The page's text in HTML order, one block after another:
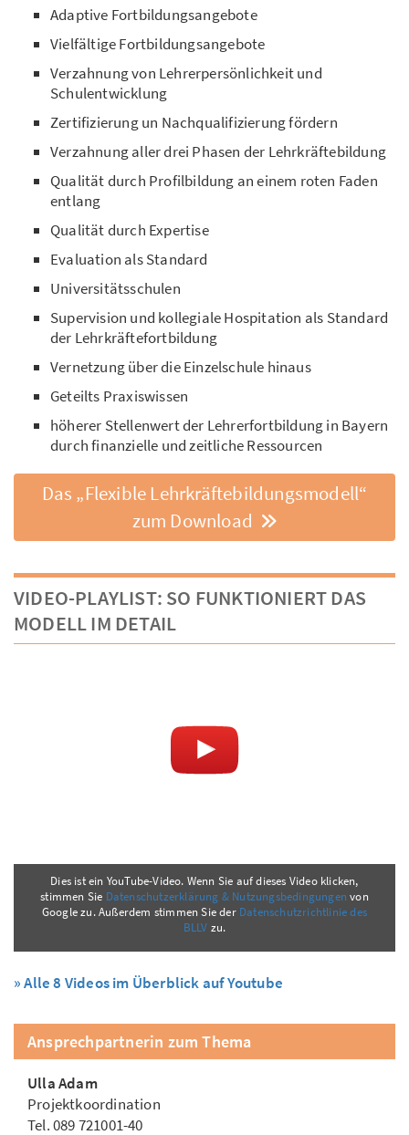
Adaptive Fortbildungsangebote
Vielfältige Fortbildungsangebote
Verzahnung von Lehrerpersönlichkeit und
Schulentwicklung
Zertifizierung un Nachqualifizierung fördern
Verzahnung aller drei Phasen der Lehrkräftebildung
Qualität durch Profilbildung an einem roten Faden
entlang
Qualität durch Expertise
Evaluation als Standard
Universitätsschulen
Supervision und kollegiale Hospitation als Standard
der Lehrkräftefortbildung
Vernetzung über die Einzelschule hinaus
Geteilts Praxiswissen
höherer Stellenwert der Lehrerfortbildung in Bayern
durch finanzielle und zeitliche Ressourcen
Das „Flexible Lehrkräftebildungsmodell“
zum Download
VIDEO-PLAYLIST: SO FUNKTIONIERT DAS
MODELL IM DETAIL
Dies ist ein YouTube-Video. Wenn Sie auf dieses Video klicken,
stimmen Sie Datenschutzerklärung & Nutzungsbedingungen von
Google zu. Außerdem stimmen Sie der Datenschutzrichtlinie des
BLLV zu.
» Alle 8 Videos im Überblick auf Youtube
Ansprechpartnerin zum Thema
Ulla Adam
Projektkoordination
Tel. 089 721001-40